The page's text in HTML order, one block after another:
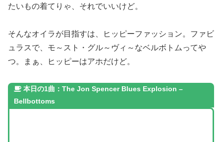
たいもの着てりゃ、それでいいけど。
そんなオイラが目指すは、ヒッピーファッション。ファビ
ュラスで、モ～スト・グル～ヴィ～なベルボトムってや
つ。まぁ、ヒッピーはアホだけど。
本日の1曲：The Jon Spencer Blues Explosion –
Bellbottoms